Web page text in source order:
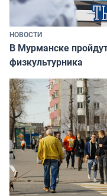
НОВОСТИ
В Мурманске
физкультурника